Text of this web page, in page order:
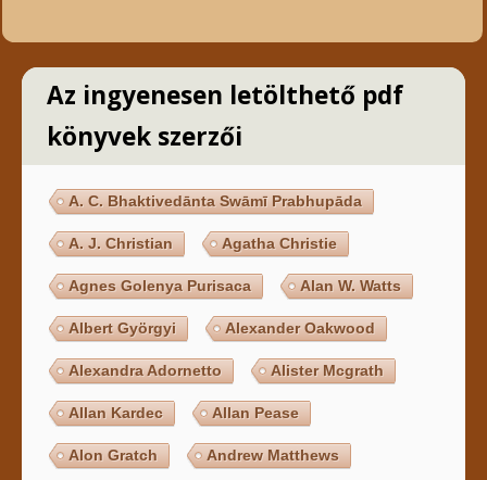
Az ingyenesen letölthető pdf
könyvek szerzői
A. C. Bhaktivedānta Swāmī Prabhupāda
A. J. Christian Agatha Christie
Agnes Golenya Purisaca Alan W. Watts
Albert Györgyi Alexander Oakwood
Alexandra Adornetto Alister Mcgrath
Allan Kardec Allan Pease
Alon Gratch Andrew Matthews